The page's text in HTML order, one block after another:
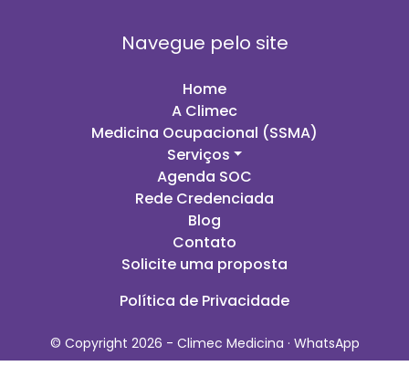
Navegue pelo site
Home
A Climec
Medicina Ocupacional (SSMA)
Serviços
Agenda SOC
Rede Credenciada
Blog
Contato
Solicite uma proposta
Política de Privacidade
© Copyright 2026 - Climec Medicina · WhatsApp